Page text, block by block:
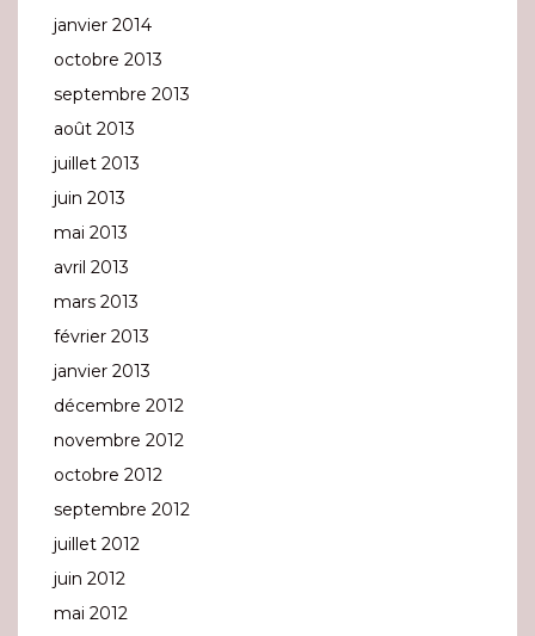
janvier 2014
octobre 2013
septembre 2013
août 2013
juillet 2013
juin 2013
mai 2013
avril 2013
mars 2013
février 2013
janvier 2013
décembre 2012
novembre 2012
octobre 2012
septembre 2012
juillet 2012
juin 2012
mai 2012